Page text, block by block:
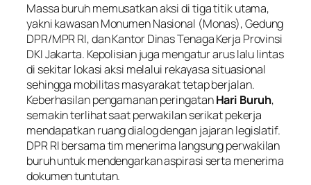
Massa buruh memusatkan aksi di tiga titik utama,
yakni kawasan Monumen Nasional (Monas), Gedung
DPR/MPR RI, dan Kantor Dinas Tenaga Kerja Provinsi
DKI Jakarta. Kepolisian juga mengatur arus lalu lintas
di sekitar lokasi aksi melalui rekayasa situasional
sehingga mobilitas masyarakat tetap berjalan.
Keberhasilan pengamanan peringatanHari Buruh,
semakin terlihat saat perwakilan serikat pekerja
mendapatkan ruang dialog dengan jajaran legislatif.
DPR RI bersama tim menerima langsung perwakilan
buruh untuk mendengarkan aspirasi serta menerima
dokumen tuntutan.